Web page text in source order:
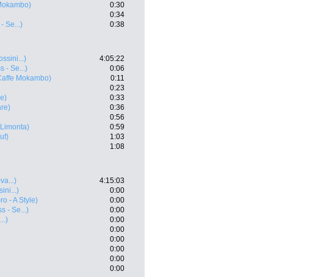
0:30
0:34
Se...) 0:38
4:05:22
- Se...)
0:06
Mokambo)
0:11
0:23
0:33
0:36
0:56
0:59
1:03
1:08
4:15:03
0:00
- A Style)
0:00
- Se...)
0:00
0:00
0:00
0:00
0:00
0:00
0:00